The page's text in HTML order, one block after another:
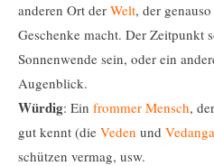
anderen Ort der Welt, der
Geschenke macht. Der Zeitpunkt
Sonnenwende sein, oder ein
Augenblick.
Würdig: Ein frommer Mensch,
gut kennt (die Veden und
schützen vermag, usw.